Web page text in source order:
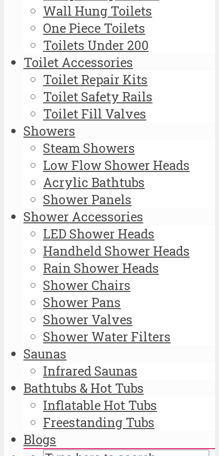
Wall Hung Toilets
One Piece Toilets
Toilets Under 200
Toilet Accessories
Toilet Repair Kits
Toilet Safety Rails
Toilet Fill Valves
Showers
Steam Showers
Low Flow Shower Heads
Acrylic Bathtubs
Shower Panels
Shower Accessories
LED Shower Heads
Handheld Shower Heads
Rain Shower Heads
Shower Chairs
Shower Pans
Shower Valves
Shower Water Filters
Saunas
Infrared Saunas
Bathtubs & Hot Tubs
Inflatable Hot Tubs
Freestanding Tubs
Blogs